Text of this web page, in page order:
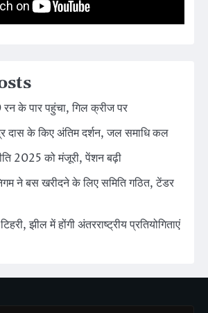
के पार पहुंचा, गिल क्रीज पर
दास के किए अंतिम दर्शन, जल समाधि कल
2025 को मंजूरी, पेंशन बढ़ी
ने बस खरीदने के लिए समिति गठित, टेंडर
झील में होंगी अंतरराष्ट्रीय प्रतियोगिताएं